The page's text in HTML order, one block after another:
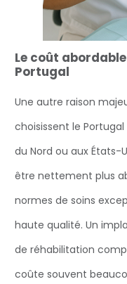
Le coût
Portugal
Une autre raison
choisissent le Portugal
du Nord ou aux États-
être nettement plus
normes de soins
haute qualité. Un
de réhabilitation
coûte souvent